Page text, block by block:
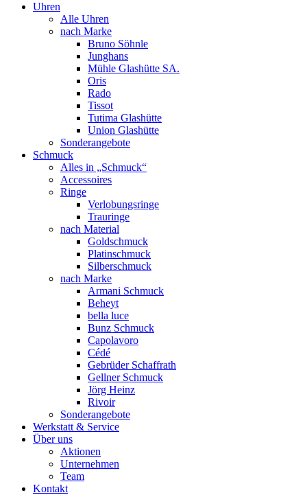
Uhren
Alle Uhren
nach Marke
Bruno Söhnle
Junghans
Mühle Glashütte SA.
Oris
Rado
Tissot
Tutima Glashütte
Union Glashütte
Sonderangebote
Schmuck
Alles in „Schmuck“
Accessoires
Ringe
Verlobungsringe
Trauringe
nach Material
Goldschmuck
Platinschmuck
Silberschmuck
nach Marke
Armani Schmuck
Beheyt
bella luce
Bunz Schmuck
Capolavoro
Cédé
Gebrüder Schaffrath
Gellner Schmuck
Jörg Heinz
Rivoir
Sonderangebote
Werkstatt & Service
Über uns
Aktionen
Unternehmen
Team
Kontakt